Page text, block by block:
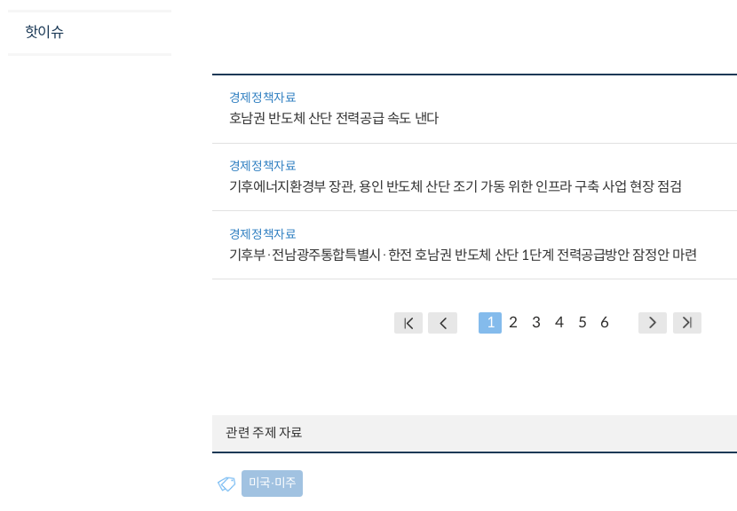
핫이슈
경제정책자료
호남권 반도체 산단 전력공급 속도 낸다
경제정책자료
기후에너지환경부 장관, 용인 반도체 산단 조기 가동 위한 인프라 구축 사업 현장 점검
경제정책자료
기후부·전남광주통합특별시·한전 호남권 반도체 산단 1단계 전력공급방안 잠정안 마련
1 2 3 4 5 6
관련 주제 자료
미국∙미주